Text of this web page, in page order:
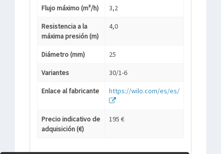
Flujo máximo (m³/h) 3,2
Resistencia a la
máxima presión (m)
4,0
Diámetro (mm) 25
Variantes 30/1-6
Enlace al fabricante https://wilo.com/es/es/
Precio indicativo de
adquisición (€)
195 €